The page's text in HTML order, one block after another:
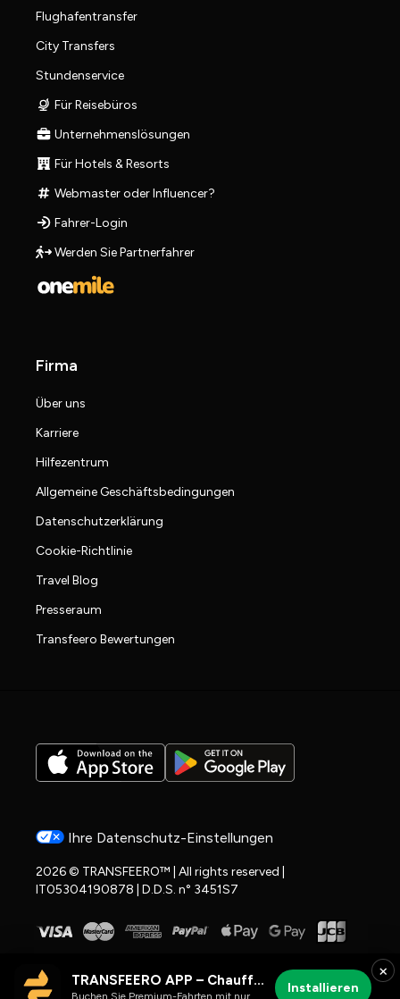
Flughafentransfer
City Transfers
Stundenservice
Für Reisebüros
Unternehmenslösungen
Für Hotels & Resorts
Webmaster oder Influencer?
Fahrer-Login
Werden Sie Partnerfahrer
Firma
Über uns
Karriere
Hilfezentrum
Allgemeine Geschäftsbedingungen
Datenschutzerklärung
Cookie-Richtlinie
Travel Blog
Presseraum
Transfeero Bewertungen
Ihre Datenschutz-Einstellungen
2026 © TRANSFEERO™ | All rights reserved |
IT05304190878 | D.D.S. n° 3451S7
×
TRANSFEERO APP – Chauffeur- & Flughafenfahrten Installieren